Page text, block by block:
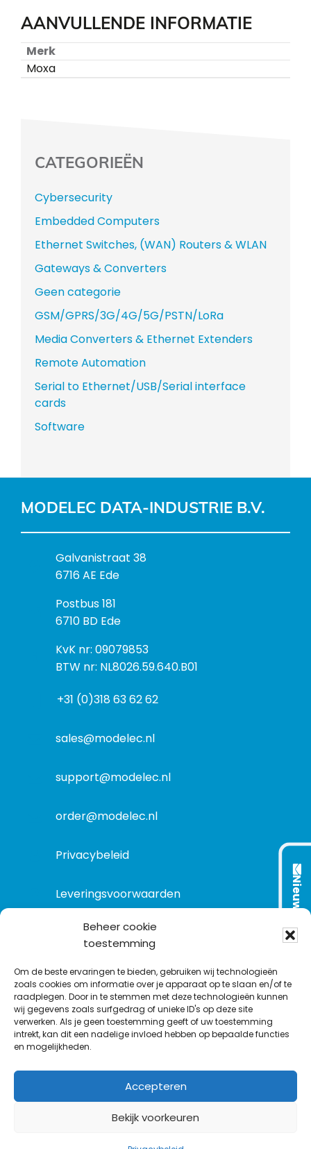
Beheer cookie
toestemming
Om de beste ervaringen te bieden, gebruiken wij technologieën
zoals cookies om informatie over je apparaat op te slaan en/of te
raadplegen. Door in te stemmen met deze technologieën kunnen
wij gegevens zoals surfgedrag of unieke ID's op deze site
verwerken. Als je geen toestemming geeft of uw toestemming
intrekt, kan dit een nadelige invloed hebben op bepaalde functies
en mogelijkheden.
Accepteren
Bekijk voorkeuren
AANVULLENDE INFORMATIE
Merk
Moxa
CATEGORIEËN
Cybersecurity
Embedded Computers
Ethernet Switches, (WAN) Routers & WLAN
Gateways & Converters
Geen categorie
GSM/GPRS/3G/4G/5G/PSTN/LoRa
Media Converters & Ethernet Extenders
Remote Automation
Serial to Ethernet/USB/Serial interface
cards
Software
MODELEC DATA-INDUSTRIE B.V.
B
e
o
e
k
a
r
Galvanistraat 38
6716 AE Ede
P
o
t
a
s
Postbus 181
6710 BD Ede
I
n
o
m
KvK nr: 09079853
BTW nr: NL8026.59.640.B01
+31 (0)318 63 62 62
sales@modelec.nl
support@modelec.nl
order@modelec.nl
Privacybeleid
Leveringsvoorwaarden
L
i
n
e
T
w
i
t
F
a
c
b
o
o
k
Y
o
u
u
b
C
o
n
a
Nieuwsbrief